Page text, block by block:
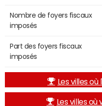
Nombre de foyers fiscaux
imposés
Part des foyers fiscaux
imposés
Les villes où
Les villes où